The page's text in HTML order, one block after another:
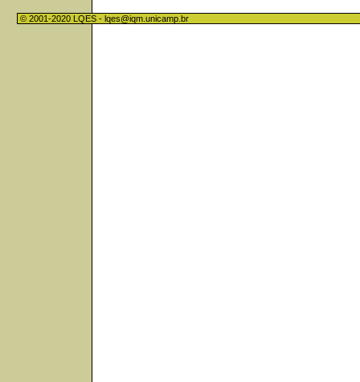
© 2001-2020 LQES - lqes@iqm.unicamp.br